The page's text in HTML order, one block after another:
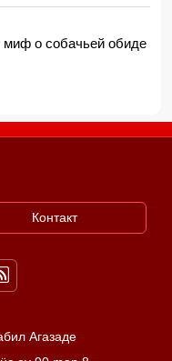
миф о собачьей обиде
Контакт
Агазаде